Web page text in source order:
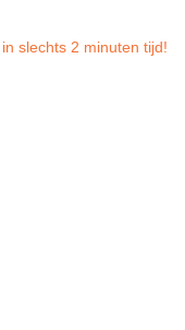
slechts 2 minuten tijd!